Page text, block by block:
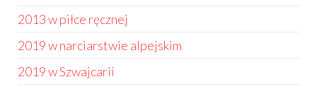
2013 w piłce ręcznej
2019 w narciarstwie alpejskim
2019 w Szwajcarii